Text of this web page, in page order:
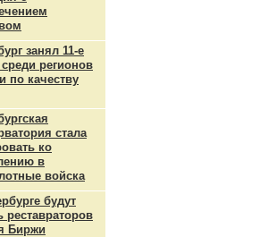
занял 11-е
регионов
по качеству
стала
ко
в
войска
будут
реставраторов
Биржи